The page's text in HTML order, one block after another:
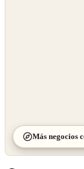
Más negocios